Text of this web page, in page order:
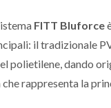
FITT Bluforce
il tradizionale
polietilene, dando
rappresenta la